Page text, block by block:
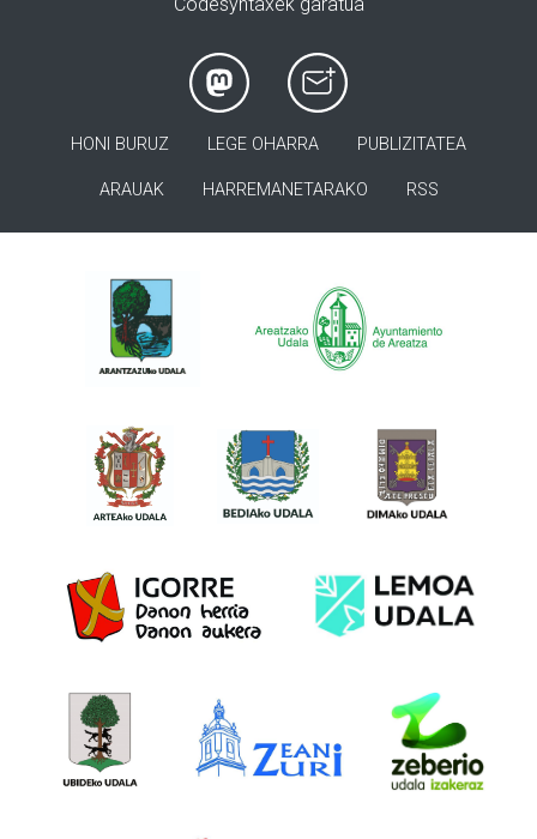
HONI BURUZ LEGE OHARRA PUBLIZITATEA
ARAUAK HARREMANETARAKO RSS